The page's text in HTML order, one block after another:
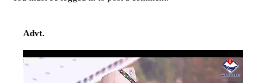
Advt.
Video